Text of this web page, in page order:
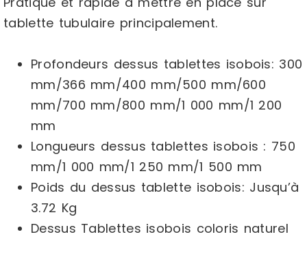
tablette tubulaire principalement.
Profondeurs dessus tablettes isobois: 300
mm/366 mm/400 mm/500 mm/600
mm/700 mm/800 mm/1 000 mm/1 200
mm
Longueurs dessus tablettes isobois : 750
mm/1 000 mm/1 250 mm/1 500 mm
Poids du dessus tablette isobois: Jusqu’à
3.72 Kg
Dessus Tablettes isobois coloris naturel